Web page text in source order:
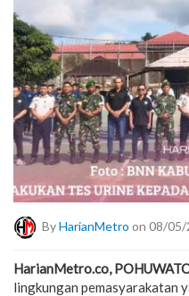
ByHarianMetro on 08/05/
HarianMetro.co,
lingkungan pemasyarakatan